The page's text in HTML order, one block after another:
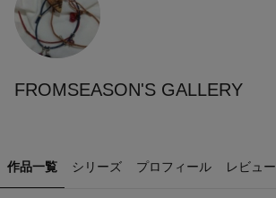
FROMSEASON'S GALLERY
作品一覧 シリーズ プロフィール レビュー